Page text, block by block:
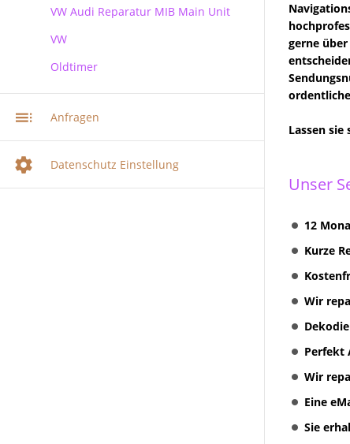
VW Audi Reparatur MIB Main Unit
VW
VW Audi Skoda MIB Infotainment
Multimediasystem RNS 510
Oldtimer
Anfragen
Datenschutz Einstellung
gerne
Lassen
Unser
12
Kurze
Wir
Perfekt
Wir
Eine
Sie